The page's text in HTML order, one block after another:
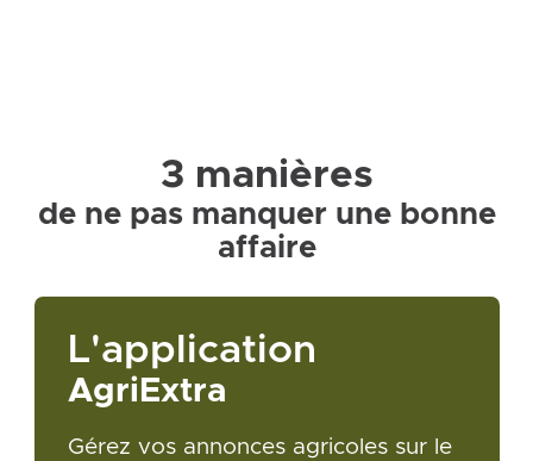
3 manières
de ne pas manquer une bonne
affaire
L'application
AgriExtra
Gérez vos annonces agricoles sur le